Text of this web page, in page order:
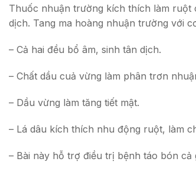
Thuốc nhuận trường kích thích làm ruột
dịch. Tang ma hoàng nhuận trường với
– Cả hai đều bổ âm, sinh tân dịch.
– Chất dầu cuả vừng làm phân trơn
– Dầu vừng làm tăng tiết mật.
– Lá dâu kích thích nhu động ruột, làm
– Bài này hỗ trợ điều trị bệnh táo bón cả